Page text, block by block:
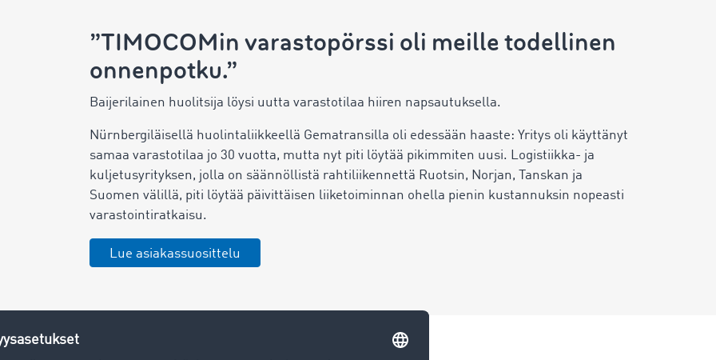
”TIMOCOMin varastopörssi oli meille todellinen
onnenpotku.”
Baijerilainen huolitsija löysi uutta varastotilaa hiiren napsautuksella.
Nürnbergiläisellä huolintaliikkeellä Gematransilla oli edessään haaste: Yritys oli käyttänyt
samaa varastotilaa jo 30 vuotta, mutta nyt piti löytää pikimmiten uusi. Logistiikka- ja
kuljetusyrityksen, jolla on säännöllistä rahtiliikennettä Ruotsin, Norjan, Tanskan ja
Suomen välillä, piti löytää päivittäisen liiketoiminnan ohella pienin kustannuksin nopeasti
varastointiratkaisu.
Lue asiakassuosittelu